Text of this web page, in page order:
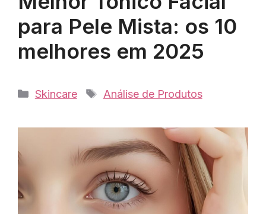
para Pele Mista: os 10
melhores em 2025
Categorias
Skincare Tags
Análise de Produtos